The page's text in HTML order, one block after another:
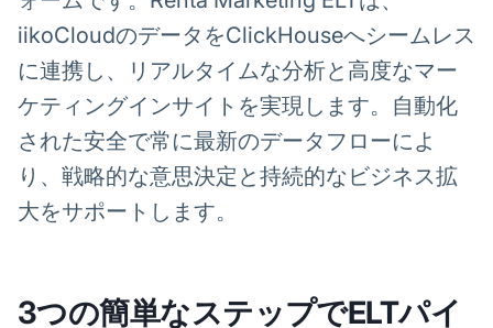
iikoCloudのデータをClickHouseへシームレス
に連携し、リアルタイムな分析と高度なマー
ケティングインサイトを実現します。自動化
された安全で常に最新のデータフローによ
り、戦略的な意思決定と持続的なビジネス拡
大をサポートします。
3つの簡単なステップでELTパイ